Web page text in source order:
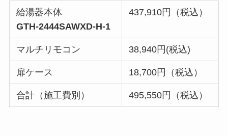
給湯器本体
GTH-2444SAWXD-H-1
437,910円（税込）
マルチリモコン 38,940円(税込)
扉ケース 18,700円（税込）
合計（施工費別） 495,550円（税込）